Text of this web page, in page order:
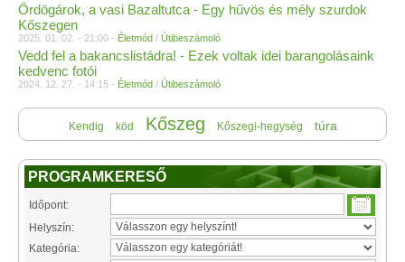
Ördögárok, a vasi Bazaltutca - Egy hűvös és mély szurdok
Kőszegen
2025. 01. 02. - 21:00 - Életmód / Útibeszámoló
Vedd fel a bakancslistádra! - Ezek voltak idei barangolásaink
kedvenc fotói
2024. 12. 27. - 14:15 - Életmód / Útibeszámoló
Kendig köd Kőszeg Kőszegi-hegység túra
PROGRAMKERESŐ
Időpont:
Helyszín:
Kategória: